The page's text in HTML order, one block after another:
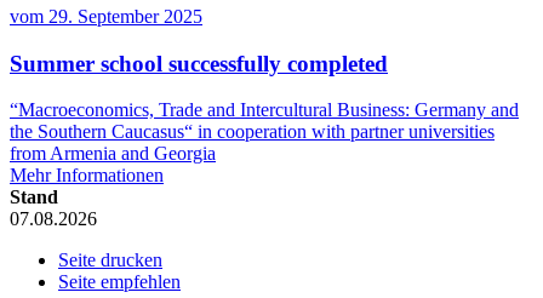
vom 29. September 2025
Summer school successfully completed
“Macroeconomics, Trade and Intercultural Business: Germany and
the Southern Caucasus“ in cooperation with partner universities
from Armenia and Georgia
Mehr Informationen
Stand
07.08.2026
Seite drucken
Seite empfehlen